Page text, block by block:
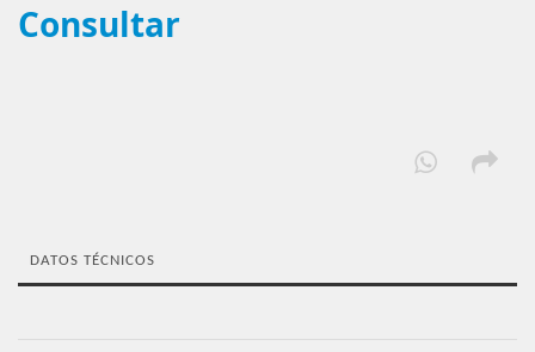
Consultar
DATOS TÉCNICOS